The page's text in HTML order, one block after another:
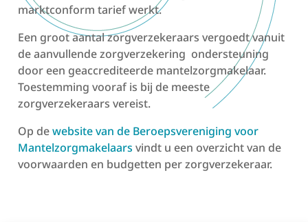
marktconform tarief werkt.
Een groot aantal zorgverzekeraars vergoedt vanuit
de aanvullende zorgverzekering ondersteuning
door een geaccrediteerde mantelzorgmakelaar.
Toestemming vooraf is bij de meeste
zorgverzekeraars vereist.
Op dewebsite van de Beroepsvereniging voor
Mantelzorgmakelaars vindt u een overzicht van de
voorwaarden en budgetten per zorgverzekeraar.